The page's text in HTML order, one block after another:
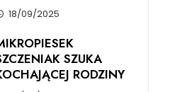
18/09/2025
SZUKA
RODZINY